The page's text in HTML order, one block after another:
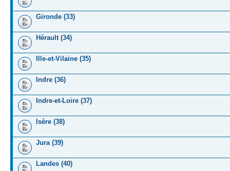
Gironde (33)
Hérault (34)
Ille-et-Vilaine (35)
Indre (36)
Indre-et-Loire (37)
Isère (38)
Jura (39)
Landes (40)